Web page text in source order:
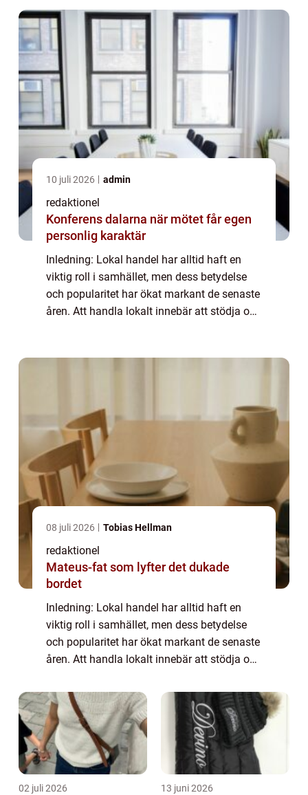
10 juli 2026 admin
redaktionel
Konferens dalarna när mötet får egen
personlig karaktär
Inledning: Lokal handel har alltid haft en
viktig roll i samhället, men dess betydelse
och popularitet har ökat markant de senaste
åren. Att handla lokalt innebär att stödja och
08 juli 2026 Tobias Hellman
redaktionel
Mateus-fat som lyfter det dukade
bordet
Inledning: Lokal handel har alltid haft en
viktig roll i samhället, men dess betydelse
och popularitet har ökat markant de senaste
åren. Att handla lokalt innebär att stödja och
baserade i din egen näromgiv...
02 juli 2026 13 juni 2026